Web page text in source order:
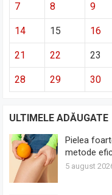
7 8 9
14 15 16
21 22 23
28 29 30
ULTIMELE ADĂUGATE
Pielea
metode
5 august